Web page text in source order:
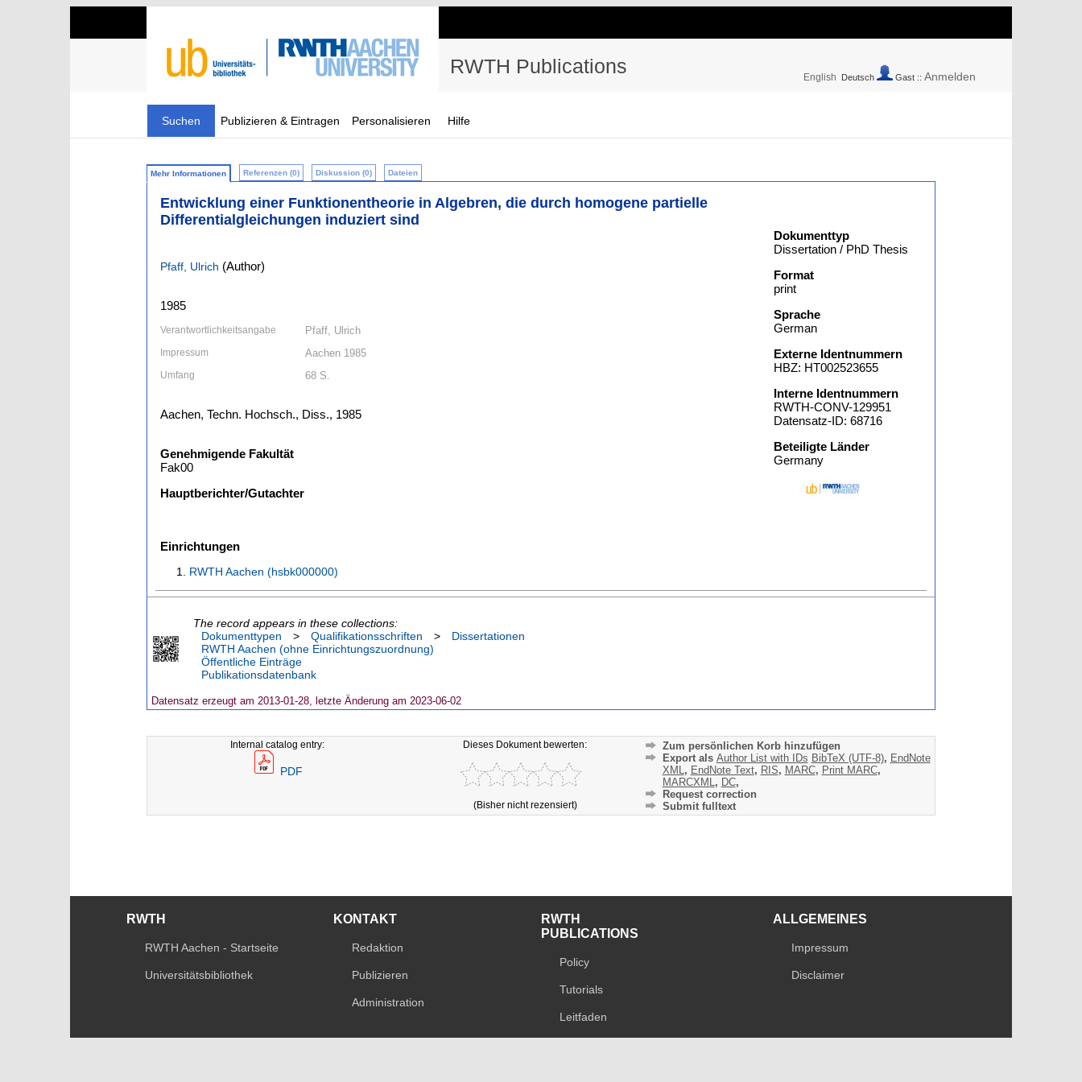
RWTH Publications English Deutsch Gast :: Anmelden
Suchen Publizieren & Eintragen Personalisieren Hilfe
Mehr Informationen Referenzen (0) Diskussion (0) Dateien
Entwicklung einer Funktionentheorie in Algebren, die durch homogene partielle
Differentialgleichungen induziert sind
Pfaff, Ulrich (Author)
1985
Verantwortlichkeitsangabe Pfaff, Ulrich
Impressum Aachen 1985
Umfang 68 S.
Aachen, Techn. Hochsch., Diss., 1985
Genehmigende Fakultät
Fak00
Hauptberichter/Gutachter
Einrichtungen
RWTH Aachen (hsbk000000)
Dokumenttyp
Dissertation / PhD Thesis
Format
print
Sprache
German
Externe Identnummern
HBZ: HT002523655
Interne Identnummern
RWTH-CONV-129951
Datensatz-ID: 68716
Beteiligte Länder
Germany
The record appears in these collections:
Dokumenttypen
> Qualifikationsschriften >
Dissertationen
RWTH Aachen (ohne Einrichtungszuordnung)
Öffentliche Einträge
Publikationsdatenbank
Datensatz erzeugt am 2013-01-28, letzte Änderung am 2023-06-02
Internal catalog entry:
PDF
Dieses Dokument bewerten:
(Bisher nicht rezensiert)
Zum persönlichen Korb hinzufügen
Export als Author List with IDs BibTeX (UTF-8), EndNote
XML , EndNote Text, RIS, MARC, Print MARC,
MARCXML , DC,
Request correction
Submit fulltext
RWTH
RWTH Aachen - Startseite
Universitätsbibliothek
KONTAKT
Redaktion
Publizieren
Administration
RWTH
PUBLICATIONS
Policy
Tutorials
Leitfaden
ALLGEMEINES
Impressum
Disclaimer